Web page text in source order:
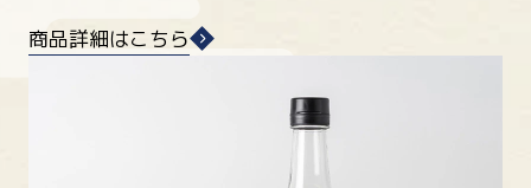
商品詳細はこちら